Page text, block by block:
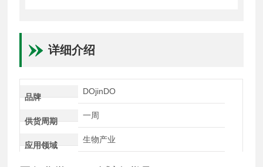
详细介绍
品牌
DOjinDO
供货周期
一周
应用领域
生物产业